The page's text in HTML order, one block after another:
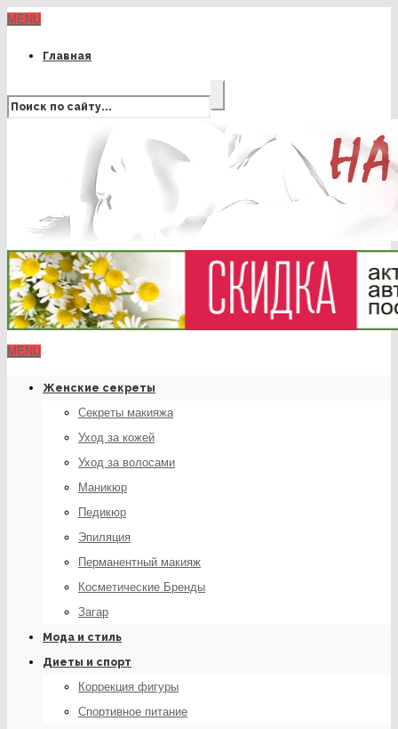
MENU
Главная
MENU
Женские секреты
Секреты макияжа
Уход за кожей
Уход за волосами
Маникюр
Педикюр
Эпиляция
Перманентный макияж
Косметические Бренды
Загар
Мода и стиль
Диеты и спорт
Коррекция фигуры
Спортивное питание